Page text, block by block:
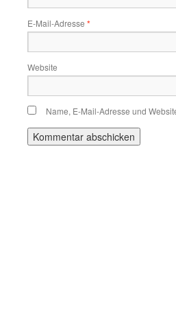
E-Mail-Adresse *
Website
Name, E-Mail-Adresse und